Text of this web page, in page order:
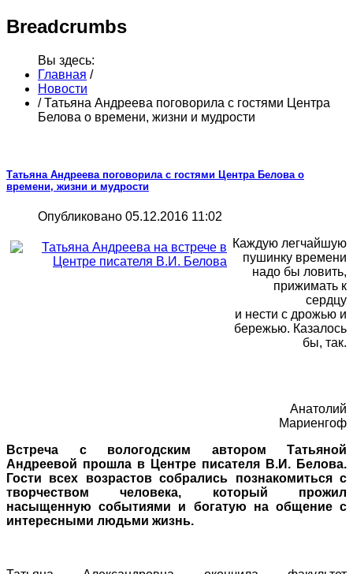
Breadcrumbs
Вы здесь:
Главная /
Новости
/ Татьяна Андреева поговорила с гостями Центра
Белова о времени, жизни и мудрости
Татьяна Андреева поговорила с гостями Центра Белова о
времени, жизни и мудрости
Опубликовано 05.12.2016 11:02
Каждую легчайшую
пушинку времени
надо бы ловить,
прижимать к
сердцу
и нести с дрожью и
бережью. Казалось
бы, так.
Анатолий
Мариенгоф
Встреча с вологодским автором Татьяной
Андреевой прошла в Центре писателя В.И. Белова.
Гости всех возрастов собрались познакомиться с
творчеством человека, который прожил
насыщенную событиями и богатую на общение с
интересными людьми жизнь.